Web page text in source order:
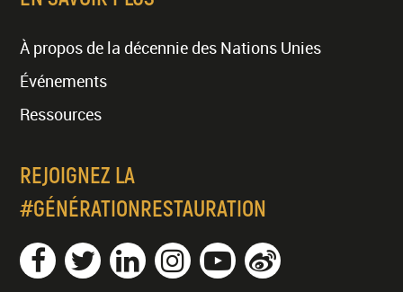
À propos de la décennie des Nations Unies
Événements
Ressources
REJOIGNEZ LA
#GÉNÉRATIONRESTAURATION